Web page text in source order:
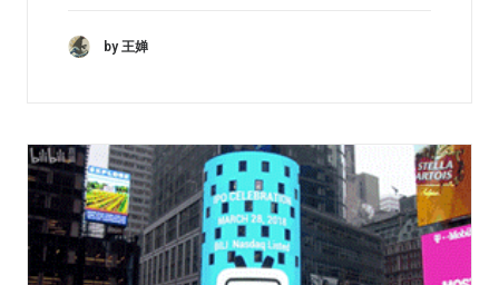
by 王婵